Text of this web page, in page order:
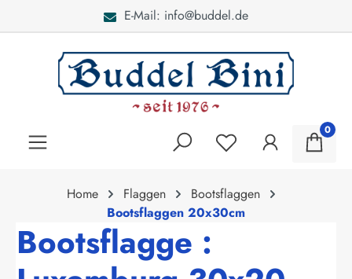
E-Mail: info@buddel.de
0
Home Flaggen
Bootsflaggen
Bootsflaggen 20x30cm
Bootsflagge :